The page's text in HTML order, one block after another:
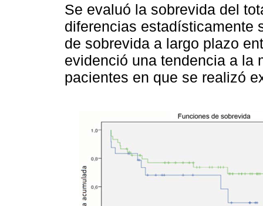
Se evaluó la sobrevida del
diferencias estadísticamente
de sobrevida a largo plazo
evidenció una tendencia a la
pacientes en que se realizó